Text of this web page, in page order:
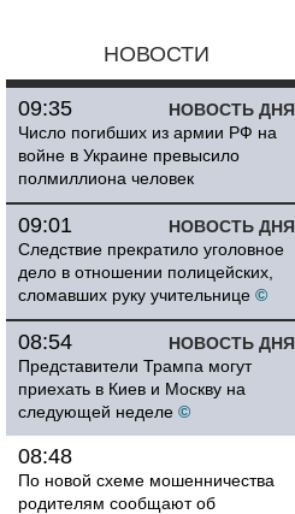
НОВОСТИ
НОВОСТЬ ДНЯ
09:35
Число погибших из армии РФ на
войне в Украине превысило
полмиллиона человек
НОВОСТЬ ДНЯ
09:01
Следствие прекратило уголовное
дело в отношении полицейских,
сломавших руку учительнице ©
НОВОСТЬ ДНЯ
08:54
Представители Трампа могут
приехать в Киев и Москву на
следующей неделе ©
08:48
По новой схеме мошенничества
родителям сообщают об